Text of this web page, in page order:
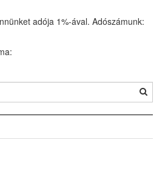
adója 1%-ával. Adószámunk: